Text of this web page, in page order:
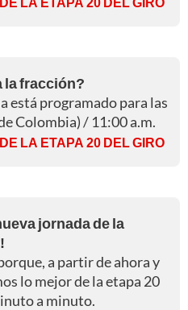
la fracción?
está programado para las
Colombia) / 11:00 a.m.
LA ETAPA 20 DEL GIRO
jornada de la
a partir de ahora y
lo mejor de la etapa 20
a minuto.